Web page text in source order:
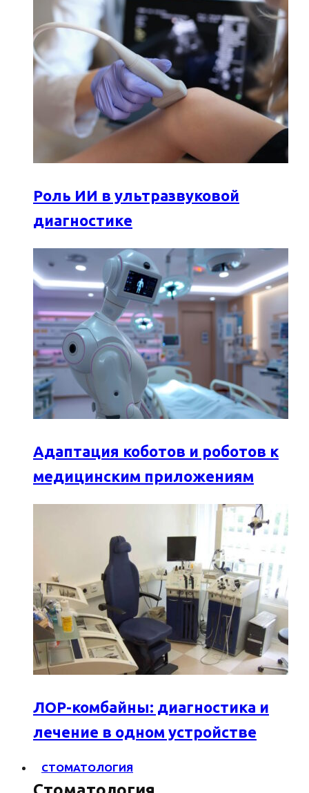
Роль ИИ в ультразвуковой
диагностике
Адаптация коботов и роботов к
медицинским приложениям
ЛОР-комбайны: диагностика и
лечение в одном устройстве
СТОМАТОЛОГИЯ